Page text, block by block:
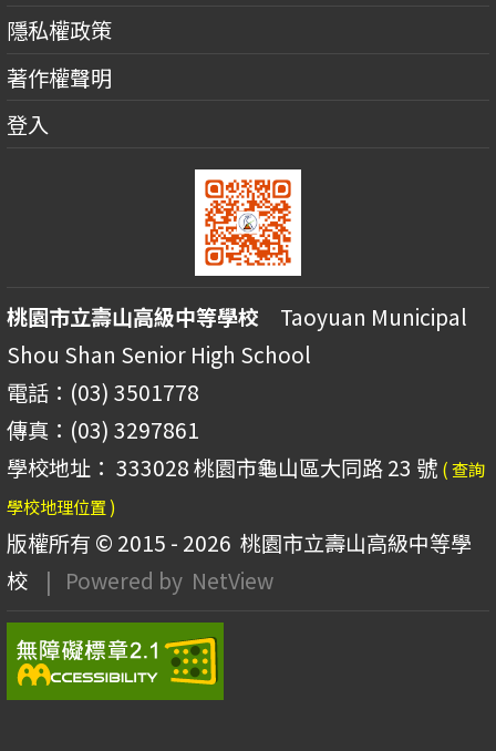
隱私權政策
著作權聲明
登入
桃園市立壽山高級中等學校 Taoyuan Municipal
Shou Shan Senior High School
電話：(03) 3501778
傳真：(03) 3297861
學校地址： 333028 桃園市龜山區大同路 23 號 ( 查詢
學校地理位置 )
版權所有 © 2015 - 2026 桃園市立壽山高級中等學
校
| Powered by NetView